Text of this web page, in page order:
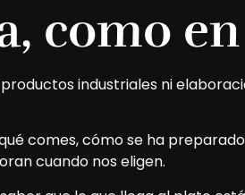
como
industriales ni
comes, cómo se ha
cuando nos eligen.